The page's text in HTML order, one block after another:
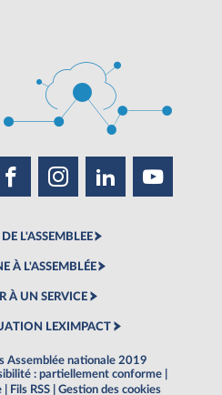
L'ASSEMBLEE
À L'ASSEMBLÉE
À UN SERVICE
LEXIMPACT
Assemblée nationale 2019
: partiellement conforme
Fils RSS Gestion des cookies